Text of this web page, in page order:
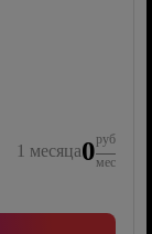
1 месяца0руб
мес